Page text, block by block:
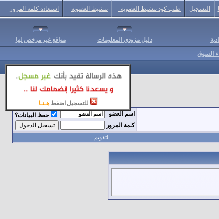
للتسجيل اضغط هـنـا
التسجيل طلب كود تنشيط العضوية تنشيط العضوية استعادة كلمة المرور
دليل مزودي المعلومات مواقع غير مرخص لها
السوق
اسم العضو
حفظ البيانات؟
كلمة المرور
التقويم